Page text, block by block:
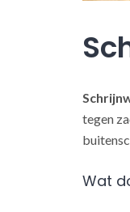
tegen
Wat